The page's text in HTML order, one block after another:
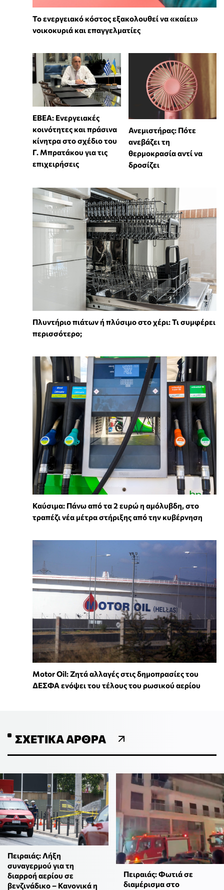
Το ενεργειακό κόστος εξακολουθεί να «καίει»
νοικοκυριά και επαγγελματίες
ΕΒΕΑ: Ενεργειακές
κοινότητες και πράσινα
κίνητρα στο σχέδιο του
Γ. Μπρατάκου για τις
επιχειρήσεις
Ανεμιστήρας: Πότε
ανεβάζει τη
θερμοκρασία αντί να
δροσίζει
Πλυντήριο πιάτων ή πλύσιμο στο χέρι: Τι συμφέρει
περισσότερο;
Καύσιμα: Πάνω από τα 2 ευρώ η αμόλυβδη, στο
τραπέζι νέα μέτρα στήριξης από την κυβέρνηση
Motor Oil: Ζητά αλλαγές στις δημοπρασίες του
ΔΕΣΦΑ ενόψει του τέλους του ρωσικού αερίου
ΣΧΕΤΙΚΆ ΆΡΘΡΑ
Πειραιάς: Λήξη
συναγερμού για τη
διαρροή αερίου σε
βενζινάδικο – Κανονικά η
Πειραιάς: Φωτιά σε
διαμέρισμα στο